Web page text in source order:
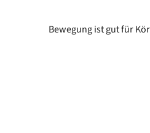
Bewegung ist gut für